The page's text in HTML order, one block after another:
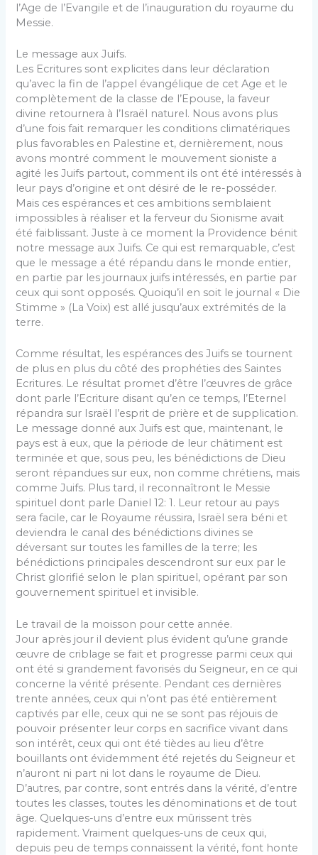
l’Age de l’Evangile et de l’inauguration du royaume du
Messie.
Le message aux Juifs.
Les Ecritures sont explicites dans leur déclaration
qu’avec la fin de l’appel évangélique de cet Age et le
complètement de la classe de l’Epouse, la faveur
divine retournera à l’Israël naturel. Nous avons plus
d’une fois fait remarquer les conditions climatériques
plus favorables en Palestine et, dernièrement, nous
avons montré comment le mouvement sioniste a
agité les Juifs partout, comment ils ont été intéressés à
leur pays d’ori­gine et ont désiré de le re-posséder.
Mais ces espérances et ces ambitions semblaient
impossibles à réaliser et la ferveur du Sionisme avait
été faiblissant. Juste à ce moment la Providence bénit
notre message aux Juifs. Ce qui est remarquable, c’est
que le message a été ré­pandu dans le monde entier,
en partie par les journaux juifs intéressés, en partie par
ceux qui sont opposés. Quoiqu’il en soit le journal « Die
Stimme » (La Voix) est allé jusqu’aux extrémités de la
terre.
Comme résultat, les espérances des Juifs se tournent
de plus en plus du côté des prophéties des Saintes
Ecri­tures. Le résultat promet d’être l’œuvres de grâce
dont parle l’Ecriture disant qu’en ce temps, l’Eternel
ré­pandra sur Israël l’esprit de prière et de supplication.
Le message donné aux Juifs est que, maintenant, le
pays est à eux, que la période de leur châtiment est
terminée et que, sous peu, les bénédictions de Dieu
seront répandues sur eux, non comme chrétiens, mais
comme Juifs. Plus tard, il reconnaîtront le Messie
spirituel dont parle Daniel 12: 1. Leur retour au pays
sera facile, car le Royaume réussira, Israël sera béni et
deviendra le canal des bénédictions divines se
déversant sur toutes les familles de la terre; les
bénédictions principales des­cendront sur eux par le
Christ glorifié selon le plan spiri­tuel, opérant par son
gouvernement spirituel et invisible.
Le travail de la moisson pour cette année.
Jour après jour il devient plus évident qu’une grande
œuvre de criblage se fait et progresse parmi ceux qui
ont été si grandement favorisés du Seigneur, en ce qui
concerne la vérité présente. Pendant ces dernières
trente années, ceux qui n’ont pas été entièrement
captivés par elle, ceux qui ne se sont pas réjouis de
pouvoir présenter leur corps en sacrifice vivant dans
son intérêt, ceux qui ont été tièdes au lieu d’être
bouillants ont évidemment été rejetés du Seigneur et
n’auront ni part ni lot dans le royaume de Dieu.
D’autres, par contre, sont entrés dans la vérité, d’entre
toutes les classes, toutes les dé­nominations et de tout
âge. Quelques-uns d’entre eux mûrissent très
rapidement. Vraiment quelques-uns de ceux qui,
depuis peu de temps connaissent la vérité, font honte